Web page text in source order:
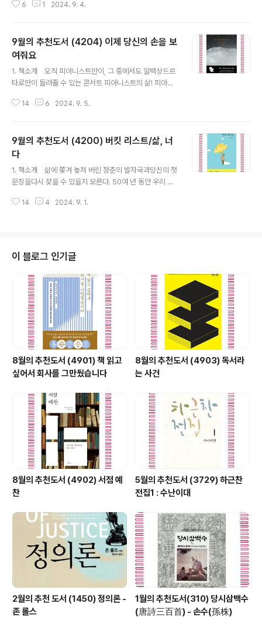
몰두한 치열한 사유의 증거 현실을 떠난 철학은 없다는 의
올해 85세를 맞아 자신만의 사유로 오롯이 채운 철학서를
펴내고자 하는 오랜 열망을 이뤄낸 것이다. 85년간 현실과
씨름하며 한 문장씩 길어낸 철학의 정수는 그 깊이를 가늠
하기 어렵다. 특히 서구 철학을 마구잡이로 수용하며 맥락
하는 저자의 주장처럼, 한국의 현실을 몸으로 부딪치며 치
6 1 2024. 9. 4.
9월의 추천도서 (4204) 이제 당신의 손을 보
여줘요
1. 책소개 오직 피아니스트만이, 그 중에서도 알렉상드르
타로만이 들려줄 수 있는 콘서트 피아니스트의 삶! 피아니
접 써내려간 에세이 『이제 당신의 손을 보여줘요』. 단순한
저자가 콘서트 피아니스트로서 겪고 관찰한 일들, 즉 그가
살아가는 세계에 관한 묘사로 확대된다. 일류 콘서트 피아
니스트가 아니면 볼 수 없는 풍경들이 가득하다. 공연 직전,
대기실의 거울에 비친 자신을 타인으로 인식하면서 시작되
어 한 개인의 편력과 피아노 음악의 역사, 세계의 다양한 장
소들과 몰개성한 호텔방들을 이야기한다. 세계 도처에 흩
14 6 2024. 9. 5.
9월의 추천도서 (4200) 버킷 리스트/삶, 너
다
1. 책소개 삶에 쫓겨 놓쳐 버린 청춘의 발자국과당신의 첫
문장을다시 찾을 수 있을지 모른다. 50여 년 동안 우리 곁
번에는 그가 시로 한 글자 한 글자 꾹꾹 눌러 쓴 버킷 리스
전했다. 또한 “투병하며 첫날처럼 마지막 날을 사는 일이
가장 중요하단 걸 이해하게 됐”다고 덧붙이며 죽음 역시 삶
못지않게 소중한 것임을 깨달았다고 밝힌 바 있다.시집 『버
킷 리스트』는 이러한 그의 ‘삶과 죽음에 대한 바라봄’이 고
스란히 녹아 있는 시를 묶은 것으로, 독자가 그들만의 “첫
문장을..
14 4 2024. 9. 1.
이 블로그 인기글
8월의 추천도서 (4901) 책 읽고
싶어서 회사를 그만뒀습니다
8월의 추천도서 (4903) 독서라
는 사건
8월의 추천도서 (4902) 서점 예
찬
5월의 추천도서 (3729) 하근찬
전집1 : 수난이대
2월의 추천 도서 (1450) 정의론 -
존 롤스
1월의 추천도서(310) 당시삼백수
(唐詩三百首) - 손수(孫株)